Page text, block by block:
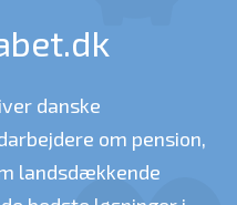
danske
om pension,
landsdækkende